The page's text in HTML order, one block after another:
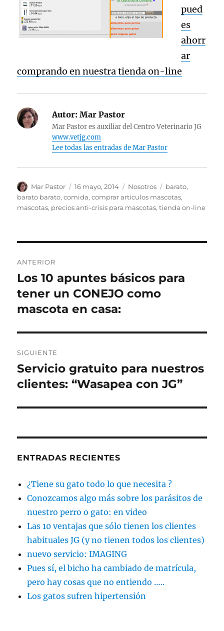
pued
es
ahorr
ar
comprando en nuestra tienda on-line
Autor: Mar Pastor
Mar Pastor es auxiliar del Centro Veterinario JG
www.vetjg.com
Lee todas las entradas de Mar Pastor
Autor
Mar Pastor
Publicado
el
16 mayo, 2014 Categorías
Nosotros Etiquetas
barato,
barato barato,comida,comprar articulos mascotas,
mascotas, precios anti-crisis para mascotas,tienda on-line
de
entradas
ANTERIOR
Entrada
anterior:
Los 10 apuntes básicos para
tener un CONEJO como
mascota en casa:
SIGUIENTE
Entrada
siguiente:
Servicio gratuito para nuestros
clientes: “Wasapea con JG”
ENTRADAS RECIENTES
¿Tiene su gato todo lo que necesita ?
Conozcamos algo más sobre los parásitos de
nuestro perro o gato: en video
Las 10 ventajas que sólo tienen los clientes
habituales JG (y no tienen todos los clientes)
nuevo servicio: IMAGING
Pues sí, el bicho ha cambiado de matrícula,
pero hay cosas que no entiendo …..
Los gatos sufren hipertensión